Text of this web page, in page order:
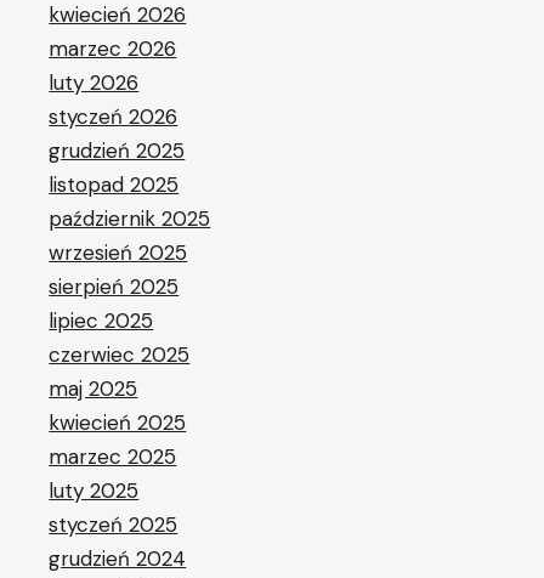
kwiecień 2026
marzec 2026
luty 2026
styczeń 2026
grudzień 2025
listopad 2025
październik 2025
wrzesień 2025
sierpień 2025
lipiec 2025
czerwiec 2025
maj 2025
kwiecień 2025
marzec 2025
luty 2025
styczeń 2025
grudzień 2024